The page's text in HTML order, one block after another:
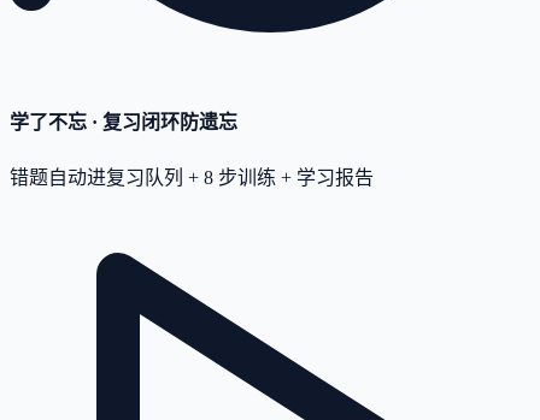
学了不忘 · 复习闭环防遗忘
错题自动进复习队列 + 8 步训练 + 学习报告